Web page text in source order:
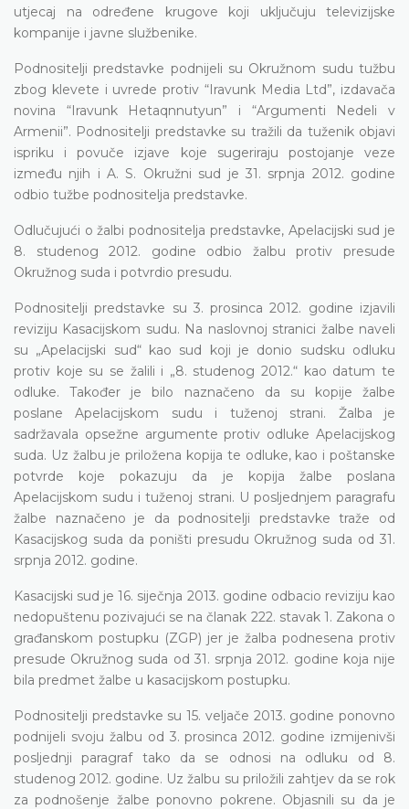
utjecaj na određene krugove koji uključuju televizijske
kompanije i javne službenike.
Podnositelji predstavke podnijeli su Okružnom sudu tužbu
zbog klevete i uvrede protiv “Iravunk Media Ltd”, izdavača
novina “Iravunk Hetaqnnutyun” i “Argumenti Nedeli v
Armenii”. Podnositelji predstavke su tražili da tuženik objavi
ispriku i povuče izjave koje sugeriraju postojanje veze
između njih i A. S. Okružni sud je 31. srpnja 2012. godine
odbio tužbe podnositelja predstavke.
Odlučujući o žalbi podnositelja predstavke, Apelacijski sud je
8. studenog 2012. godine odbio žalbu protiv presude
Okružnog suda i potvrdio presudu.
Podnositelji predstavke su 3. prosinca 2012. godine izjavili
reviziju Kasacijskom sudu. Na naslovnoj stranici žalbe naveli
su „Apelacijski sud“ kao sud koji je donio sudsku odluku
protiv koje su se žalili i „8. studenog 2012.“ kao datum te
odluke. Također je bilo naznačeno da su kopije žalbe
poslane Apelacijskom sudu i tuženoj strani. Žalba je
sadržavala opsežne argumente protiv odluke Apelacijskog
suda. Uz žalbu je priložena kopija te odluke, kao i poštanske
potvrde koje pokazuju da je kopija žalbe poslana
Apelacijskom sudu i tuženoj strani. U posljednjem paragrafu
žalbe naznačeno je da podnositelji predstavke traže od
Kasacijskog suda da poništi presudu Okružnog suda od 31.
srpnja 2012. godine.
Kasacijski sud je 16. siječnja 2013. godine odbacio reviziju kao
nedopuštenu pozivajući se na članak 222. stavak 1. Zakona o
građanskom postupku (ZGP) jer je žalba podnesena protiv
presude Okružnog suda od 31. srpnja 2012. godine koja nije
bila predmet žalbe u kasacijskom postupku.
Podnositelji predstavke su 15. veljače 2013. godine ponovno
podnijeli svoju žalbu od 3. prosinca 2012. godine izmijenivši
posljednji paragraf tako da se odnosi na odluku od 8.
studenog 2012. godine. Uz žalbu su priložili zahtjev da se rok
za podnošenje žalbe ponovno pokrene. Objasnili su da je